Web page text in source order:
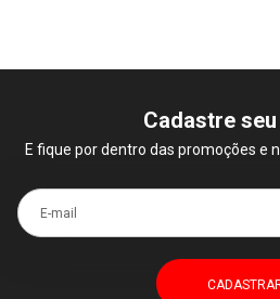
Cadastre
E fique por dentro das promoções e
E-mail